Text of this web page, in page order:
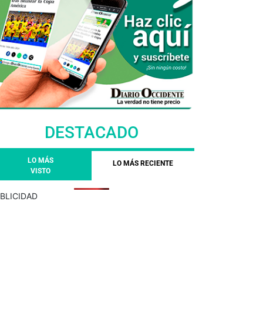
DESTACADO
LO MÁS
VISTO
LO MÁS RECIENTE